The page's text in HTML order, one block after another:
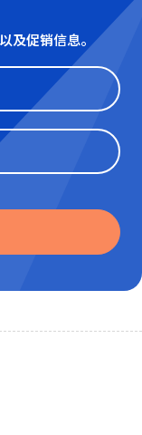
及促销信息。